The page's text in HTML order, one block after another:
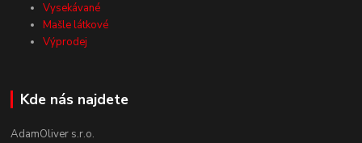
Vysekávané
Mašle látkové
Výprodej
Kde nás najdete
AdamOliver s.r.o.